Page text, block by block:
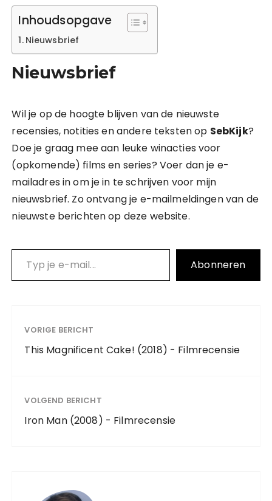
Inhoudsopgave
Nieuwsbrief
Nieuwsbrief
Wil je op de hoogte blijven van de nieuwste
recensies, notities en andere teksten op SebKijk?
Doe je graag mee aan leuke winacties voor
(opkomende) films en series? Voer dan je e-
mailadres in om je in te schrijven voor mijn
nieuwsbrief. Zo ontvang je e-mailmeldingen van de
nieuwste berichten op deze website.
Typ je e-mail…
Abonneren
VORIGE BERICHT
This Magnificent Cake! (2018) - Filmrecensie
VOLGEND BERICHT
Iron Man (2008) - Filmrecensie